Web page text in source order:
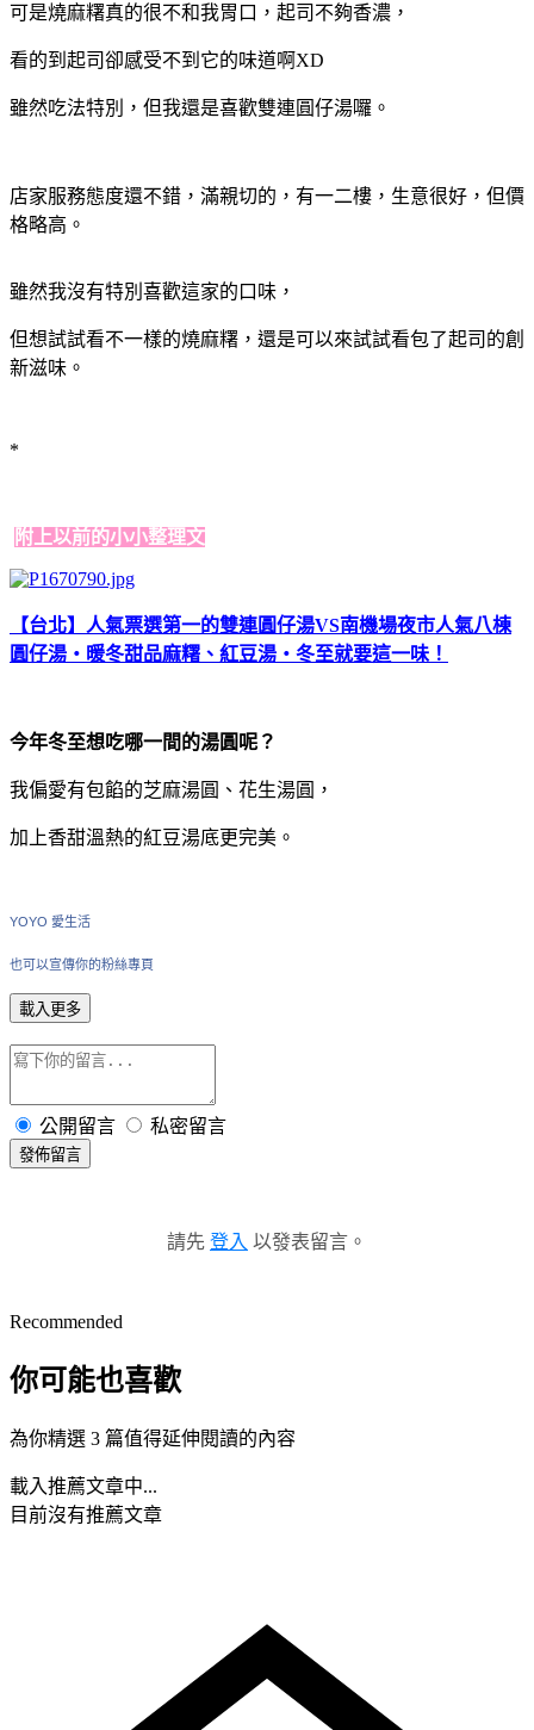
可是燒麻糬真的很不和我胃口，起司不夠香濃，
看的到起司卻感受不到它的味道啊XD
雖然吃法特別，但我還是喜歡雙連圓仔湯囉。
店家服務態度還不錯，滿親切的，有一二樓，生意很好，但價
格略高。
雖然我沒有特別喜歡這家的口味，
但想試試看不一樣的燒麻糬，還是可以來試試看包了起司的創
新滋味。
*
附上以前的小小整理文
【台北】人氣票選第一的雙連圓仔湯VS南機場夜市人氣八棟
圓仔湯‧暖冬甜品麻糬、紅豆湯‧冬至就要這一味！
今年冬至想吃哪一間的湯圓呢？
我偏愛有包餡的芝麻湯圓、花生湯圓，
加上香甜溫熱的紅豆湯底更完美。
YOYO 愛生活
也可以宣傳你的粉絲專頁
載入更多
公開留言 私密留言
發佈留言
請先 登入 以發表留言。
Recommended
你可能也喜歡
為你精選 3 篇值得延伸閱讀的內容
載入推薦文章中...
目前沒有推薦文章